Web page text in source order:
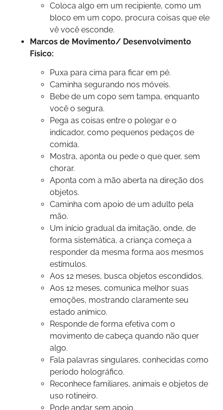
Coloca algo em um recipiente, como um
bloco em um copo, procura coisas que ele
vê você esconde.
Marcos de Movimento/ Desenvolvimento
Físico:
Puxa para cima para ficar em pé.
Caminha segurando nos móveis.
Bebe de um copo sem tampa, enquanto
você o segura.
Pega as coisas entre o polegar e o
indicador, como pequenos pedaços de
comida.
Mostra, aponta ou pede o que quer, sem
chorar.
Aponta com a mão aberta na direção dos
objetos.
Caminha com apoio de um adulto pela
mão.
Um início gradual da imitação, onde, de
forma sistemática, a criança começa a
responder da mesma forma aos mesmos
estímulos.
Aos 12 meses, busca objetos escondidos.
Aos 12 meses, comunica melhor suas
emoções, mostrando claramente seu
estado anímico.
Responde de forma efetiva com o
movimento de cabeça quando não quer
algo.
Fala palavras singulares, conhecidas como
período holográfico.
Reconhece familiares, animais e objetos de
uso rotineiro.
Pode andar sem apoio.